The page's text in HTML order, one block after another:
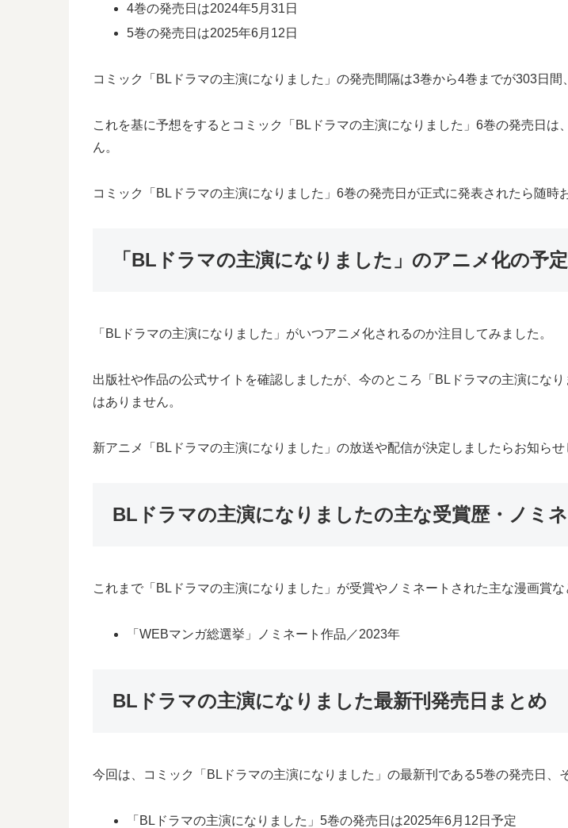
4巻の発売日は2024年5月31日
5巻の発売日は2025年6月12日
コミック「BLドラマの主演になりました」の発売間隔は3巻から4巻までが303日間
これを基に予想をするとコミック「BLドラマの主演になりました」6巻の発売日
ん。
コミック「BLドラマの主演になりました」6巻の発売日が正式に発表されたら随時
「BLドラマの主演になりました」のアニメ化の予
「BLドラマの主演になりました」がいつアニメ化されるのか注目してみました。
出版社や作品の公式サイトを確認しましたが、今のところ「BLドラマの主演にな
はありません。
新アニメ「BLドラマの主演になりました」の放送や配信が決定しましたらお知らせ
BLドラマの主演になりましたの主な受賞歴・ノミ
これまで「BLドラマの主演になりました」が受賞やノミネートされた主な漫画賞な
「WEBマンガ総選挙」ノミネート作品／2023年
BLドラマの主演になりました最新刊発売日まとめ
今回は、コミック「BLドラマの主演になりました」の最新刊である5巻の発売日、
「BLドラマの主演になりました」5巻の発売日は2025年6月12日予定